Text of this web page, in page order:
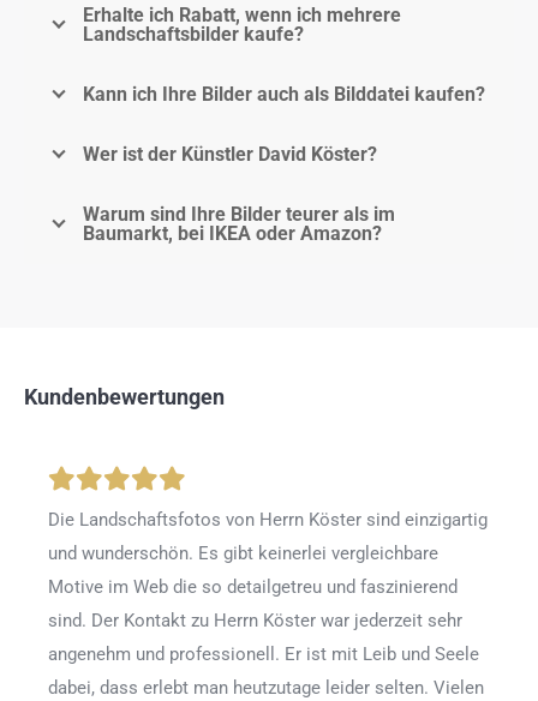
Erhalte ich Rabatt, wenn ich mehrere
Landschaftsbilder kaufe?
Kann ich Ihre Bilder auch als Bilddatei kaufen?
Wer ist der Künstler David Köster?
Warum sind Ihre Bilder teurer als im
Baumarkt, bei IKEA oder Amazon?
Kundenbewertungen
Die Landschaftsfotos von Herrn Köster sind einzigartig
und wunderschön. Es gibt keinerlei vergleichbare
Motive im Web die so detailgetreu und faszinierend
sind. Der Kontakt zu Herrn Köster war jederzeit sehr
angenehm und professionell. Er ist mit Leib und Seele
dabei, dass erlebt man heutzutage leider selten. Vielen